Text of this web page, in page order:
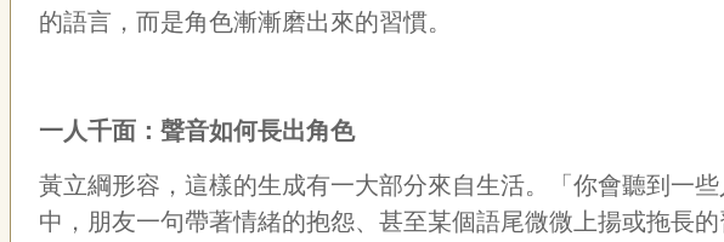
的語言，而是角色漸漸磨出來的習慣。
一人千面：聲音如何長出角色
黃立綱形容，這樣的生成有一大部分來自生活。「你會聽到一
中，朋友一句帶著情緒的抱怨、甚至某個語尾微微上揚或拖長